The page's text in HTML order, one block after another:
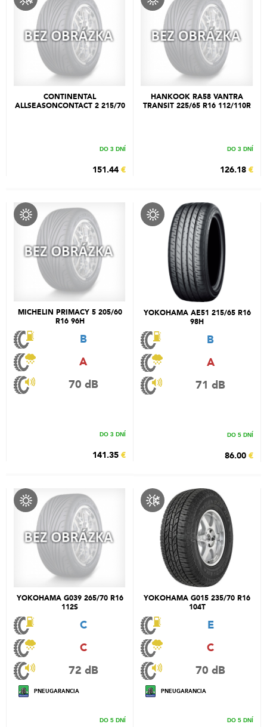
CONTINENTAL
ALLSEASONCONTACT 2 215/70
DO 3 DNÍ
151.44 €
HANKOOK RA58 VANTRA
TRANSIT 225/65 R16 112/110R
DO 3 DNÍ
126.18 €
MICHELIN PRIMACY 5 205/60
R16 96H
B
A
70 dB
DO 3 DNÍ
141.35 €
YOKOHAMA AE51 215/65 R16
98H
B
A
71 dB
DO 5 DNÍ
86.00 €
YOKOHAMA G039 265/70 R16
112S
C
C
72 dB
PNEUGARANCIA
DO 5 DNÍ
YOKOHAMA G015 235/70 R16
104T
E
C
70 dB
PNEUGARANCIA
DO 5 DNÍ